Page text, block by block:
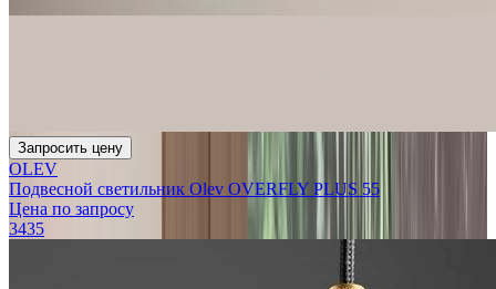
Запросить цену
OLEV
Подвесной светильник Olev OVERFLY PLUS 55
Цена по запросу
3435